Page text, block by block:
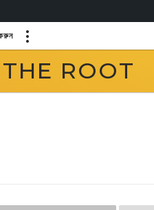
ROOT